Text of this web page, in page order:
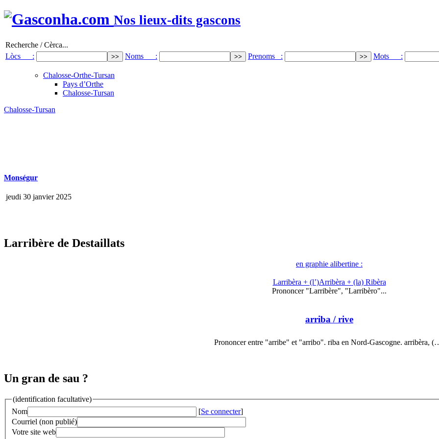
Nos lieux-dits gascons
Recherche / Cèrca...
Lòcs :
Noms : Prenoms : Mots :
Chalosse-Orthe-Tursan
Pays d’Orthe
Chalosse-Tursan
Chalosse-Tursan
Monségur
jeudi 30 janvier 2025
Larribère de Destaillats
en graphie alibertine :
Larribèra + (l’)Arribèra + (la) Ribèra
Prononcer "Larribère", "Larribèro"...
arriba / rive
Prononcer entre "arribe" et "arribo". riba en Nord-Gascogne. arribèra,
Un gran de sau ?
(identification facultative)
Nom
[Se connecter]
Courriel (non publié)
Votre site web